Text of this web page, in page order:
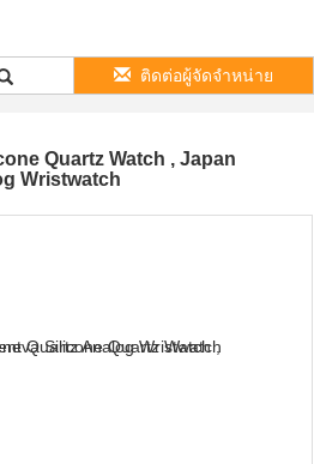
ติดต่อผู้จัดจำหน่าย
Quartz Watch , Japan
Wristwatch